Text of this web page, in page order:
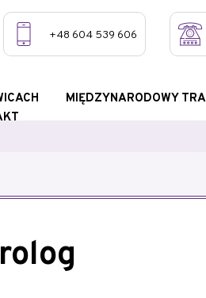
+48 604 539 606
MIĘDZYNARODOWY